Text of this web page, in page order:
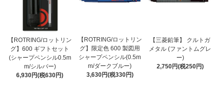
【ROTRING/ロットリン
グ】600 ギフトセット
(シャープペンシル0.5m
m/シルバー)
6,930円(税630円)
【ROTRING/ロットリン
グ】限定色 600 製図用
シャープペンシル(0.5m
m/ダークブルー)
3,630円(税330円)
【三菱鉛筆】 クルトガ
メタル (ファントムグレ
ー)
2,750円(税250円)